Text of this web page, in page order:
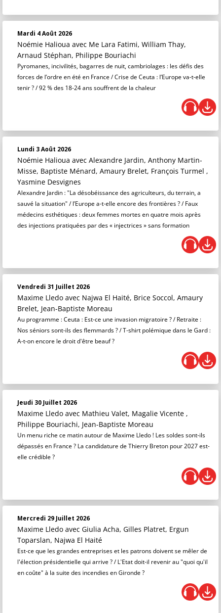
Mardi 4 Août 2026
Noémie Halioua avec Me Lara Fatimi, William Thay,
Arnaud Stéphan, Philippe Bouriachi
Pyromanes, incivilités, bagarres de nuit, cambriolages : les défis des
forces de l’ordre en été en France / Crise de Ceuta : l’Europe va-t-elle
tenir ? / 92 % des 18-24 ans souffrent de la chaleur
Lundi 3 Août 2026
Noémie Halioua avec Alexandre Jardin, Anthony Martin-
Misse, Baptiste Ménard, Amaury Brelet, François Turmel ,
Yasmine Desvignes
Alexandre Jardin : "La désobéissance des agriculteurs, du terrain, a
sauvé la situation" / l’Europe a-t-elle encore des frontières ? / Faux
médecins esthétiques : deux femmes mortes en quatre mois après
des injections pratiquées par des « injectrices » sans formation
Vendredi 31 Juillet 2026
Maxime Lledo avec Najwa El Haité, Brice Soccol, Amaury
Brelet, Jean-Baptiste Moreau
Au programme : Ceuta : Est-ce une invasion migratoire ? / Retraite :
Nos séniors sont-ils des flemmards ? / T-shirt polémique dans le Gard :
A-t-on encore le droit d'être beauf ?
Jeudi 30 Juillet 2026
Maxime Lledo avec Mathieu Valet, Magalie Vicente ,
Philippe Bouriachi, Jean-Baptiste Moreau
Un menu riche ce matin autour de Maxime Lledo ! Les soldes sont-ils
dépassés en France ? La candidature de Thierry Breton pour 2027 est-
elle crédible ?
Mercredi 29 Juillet 2026
Maxime Lledo avec Giulia Acha, Gilles Platret, Ergun
Toparslan, Najwa El Haité
Est-ce que les grandes entreprises et les patrons doivent se mêler de
l'élection présidentielle qui arrive ? / L'Etat doit-il revenir au "quoi qu'il
en coûte" à la suite des incendies en Gironde ?